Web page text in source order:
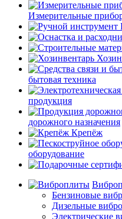
Измерительные
бытовая техника
продукция
дорожного назначения
Крепёж
оборудование
Бензиновые
Дизельные
Электрические